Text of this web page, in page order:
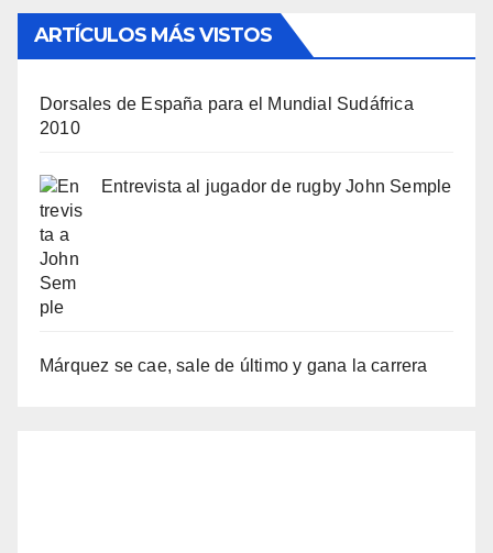
ARTÍCULOS MÁS VISTOS
Dorsales de España para el Mundial Sudáfrica
2010
Entrevista al jugador de rugby John Semple
Márquez se cae, sale de último y gana la carrera